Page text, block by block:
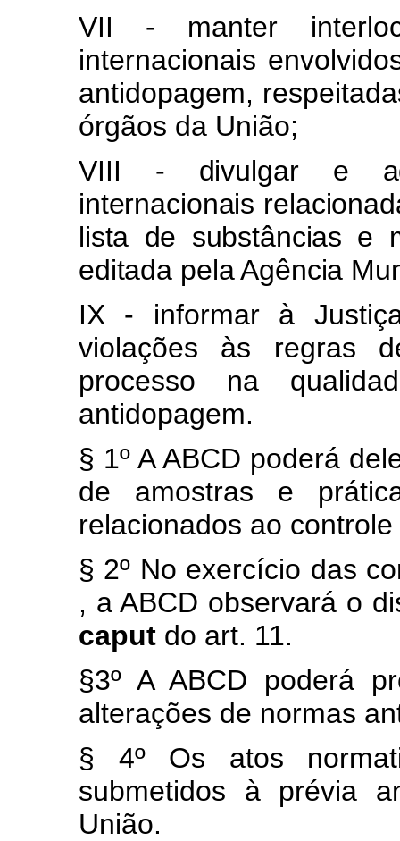
VII - manter
internacionais
antidopagem,
órgãos da União;
VIII - divulgar e
internacionais
lista de substâncias e
editada pela Agência
IX - informar à
violações às regras
processo na
antidopagem.
§ 1º A ABCD poderá
de amostras e
relacionados ao
§ 2º No exercício das
, a ABCD observará o
caput do art. 11.
§3º A ABCD poderá
alterações de normas
§ 4º Os atos
submetidos à prévia
União.